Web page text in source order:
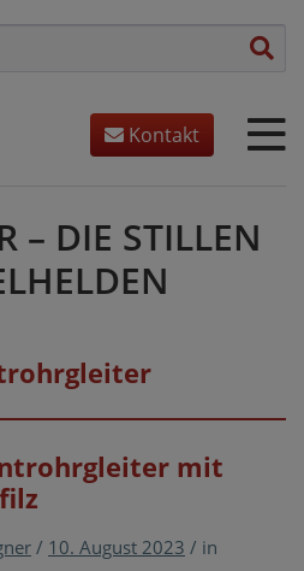
Kontakt
– DIE STILLEN
mit
/ 10. August 2023 / in